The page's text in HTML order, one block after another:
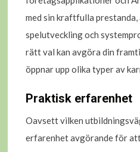
med sin kraftfulla
spelutveckling och
rätt val kan avgöra din
öppnar upp olika typer av
Praktisk erfarenhet
Oavsett vilken
erfarenhet avgörande för